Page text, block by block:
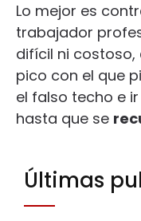
Lo mejor es
trabajador
difícil ni
pico con el que
el falso techo e
hasta que se
Últimas